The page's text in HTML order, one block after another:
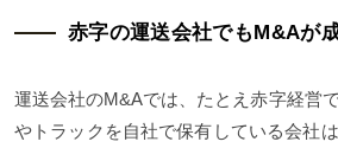
赤字の運送会社でもM&Aが
運送会社のM&Aでは、たとえ赤字経営
やトラックを自社で保有している会社